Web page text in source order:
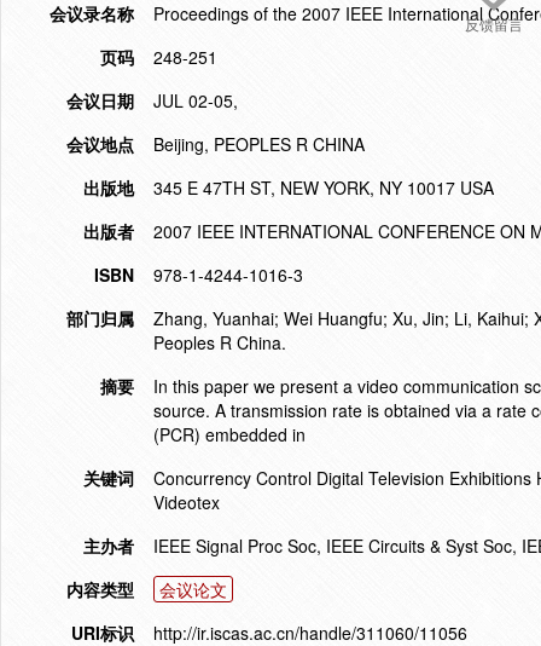
反馈留言
会议录名称
Proceedings of the 2007 IEEE International
页码
248-251
会议日期
JUL 02-05,
会议地点
Beijing, PEOPLES R CHINA
出版地
345 E 47TH ST, NEW YORK, NY 10017 USA
出版者
2007 IEEE INTERNATIONAL CONFERENCE ON
ISBN
978-1-4244-1016-3
部门归属
Zhang, Yuanhai; Wei Huangfu; Xu, Jin; Li,
Peoples R China.
摘要
In this paper we present a video communication
source. A transmission rate is obtained via a rate
(PCR) embedded in
关键词
Concurrency Control Digital Television
Videotex
主办者
IEEE Signal Proc Soc, IEEE Circuits & Syst Soc,
内容类型
会议论文
URI标识
http://ir.iscas.ac.cn/handle/311060/11056